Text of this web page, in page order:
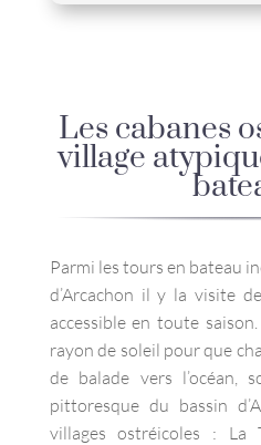
Les cabanes
village
Parmi les tours en bateau
d’Arcachon il y la visite
accessible en toute
rayon de soleil pour que
de balade vers
pittoresque du bassin
villages ostréicoles : La